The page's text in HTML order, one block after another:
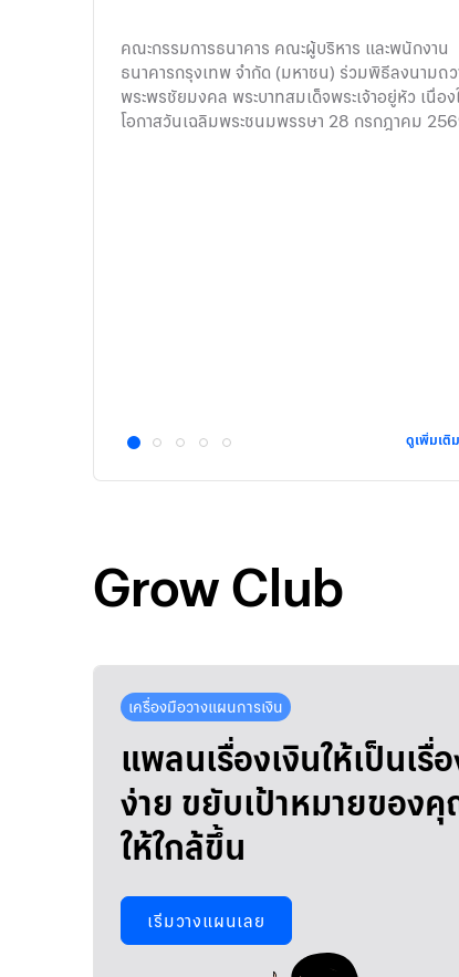
คณะกรรมการธนาคาร คณะผู้บริหาร และพนักงาน
ธนาคารกรุงเทพ จำกัด (มหาชน) ร่วมพิธีลงนามถว
พระพรชัยมงคล พระบาทสมเด็จพระเจ้าอยู่หัว เนื่อง
โอกาสวันเฉลิมพระชนมพรรษา 28 กรกฎาคม
1 2 3 4 5
ดูเพิ่มเติม
Grow Club
เครื่องมือวางแผนการเงิน
แพลนเรื่องเงินให้เป็นเรื่
ง่าย ขยับเป้าหมายของ
ให้ใกล้ขึ้น
เริ่มวางแผนเลย